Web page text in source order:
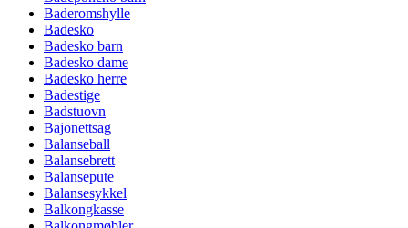
Baderomshylle
Badesko
Badesko barn
Badesko dame
Badesko herre
Badestige
Badstuovn
Bajonettsag
Balanseball
Balansebrett
Balansepute
Balansesykkel
Balkongkasse